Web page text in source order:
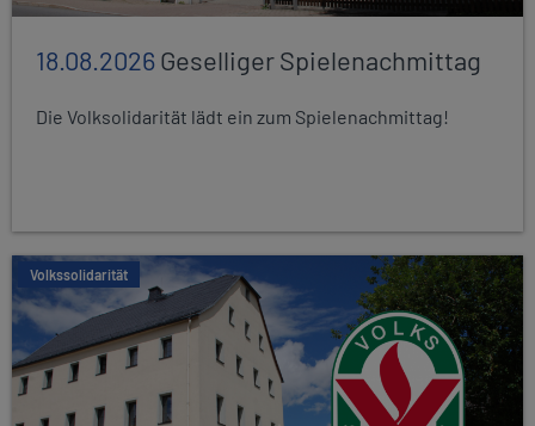
18.08.2026Geselliger Spielenachmittag
Die Volksolidarität lädt ein zum Spielenachmittag!
Volkssolidarität